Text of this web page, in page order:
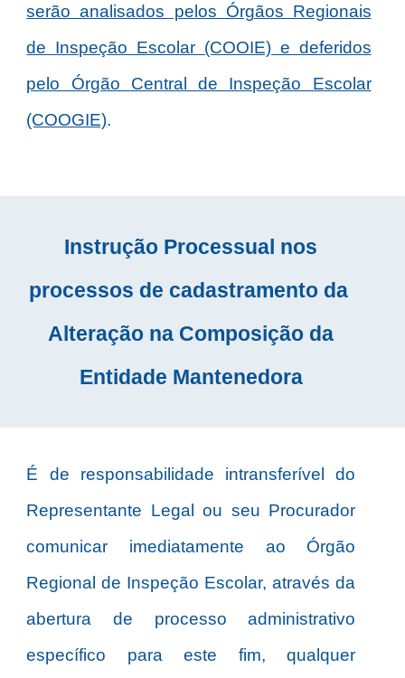
serão analisados pelos Órgãos Regionais
de Inspeção Escolar (COOIE) e deferidos
pelo Órgão Central de Inspeção Escolar
(COOGIE).
Instrução Processual nos
processos de cadastramento da
Alteração na Composição da
Entidade Mantenedora
É de responsabilidade intransferível do
Representante Legal ou seu Procurador
comunicar imediatamente ao Órgão
Regional de Inspeção Escolar, através da
abertura de processo administrativo
específico para este fim, qualquer